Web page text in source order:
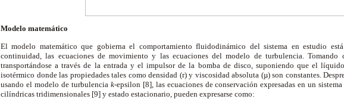
Modelo matemático
El modelo matemático que gobierna el comportamiento fluidodinámico del sistema en estudio
continuidad, las ecuaciones de movimiento y las ecuaciones del modelo de turbulencia.
transportándose a través de la entrada y el impulsor de la bomba de disco, suponiendo que el
isotérmico donde las propiedades tales como densidad (r) y viscosidad absoluta (µ) son constantes.
usando el modelo de turbulencia k-epsilon [8], las ecuaciones de conservación expresadas en un
cilíndricas tridimensionales [9] y estado estacionario, pueden expresarse como: